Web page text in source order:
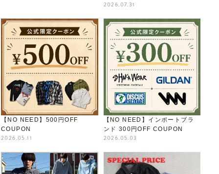
2026.07.31
【NO NEED】500円OFF
COUPON
2026.05.11
【NO NEED】インポートブラ
ンド 300円OFF COUPON
2026.05.03